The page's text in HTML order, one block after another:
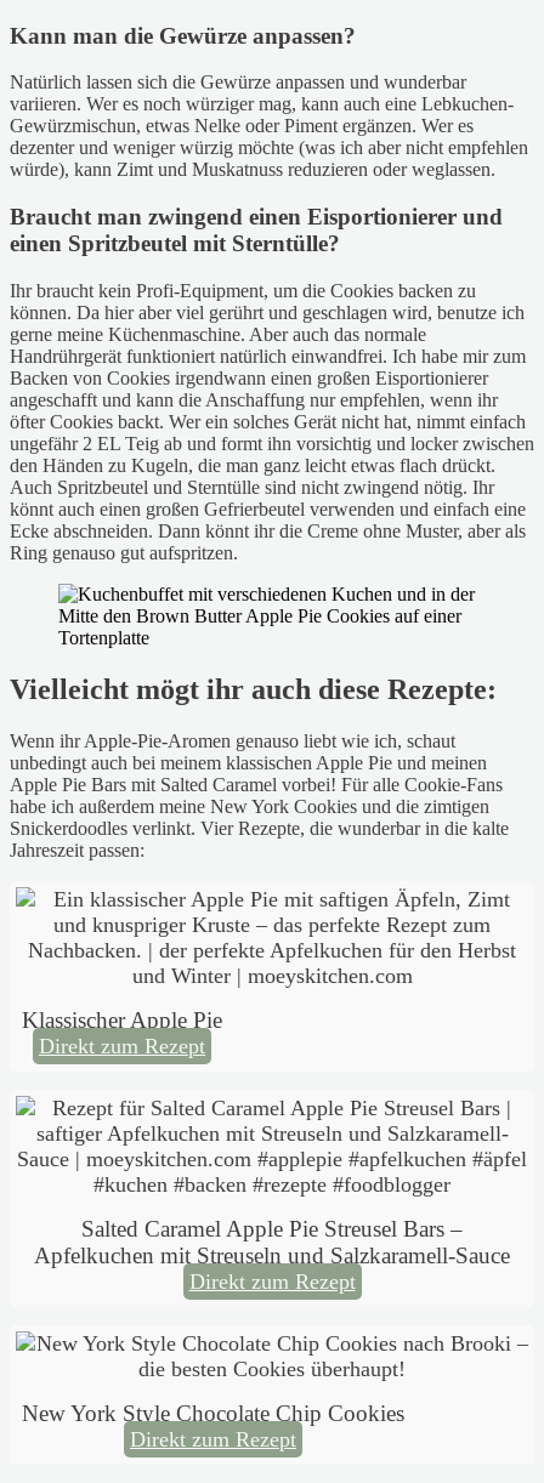
Kann man die Gewürze anpassen?
Natürlich lassen sich die Gewürze anpassen und wunderbar
variieren. Wer es noch würziger mag, kann auch eine Lebkuchen-
Gewürzmischun, etwas Nelke oder Piment ergänzen. Wer es
dezenter und weniger würzig möchte (was ich aber nicht empfehlen
würde), kann Zimt und Muskatnuss reduzieren oder weglassen.
Braucht man zwingend einen Eisportionierer und
einen Spritzbeutel mit Sterntülle?
Ihr braucht kein Profi-Equipment, um die Cookies backen zu
können. Da hier aber viel gerührt und geschlagen wird, benutze ich
gerne meine Küchenmaschine. Aber auch das normale
Handrührgerät funktioniert natürlich einwandfrei. Ich habe mir zum
Backen von Cookies irgendwann einen großen Eisportionierer
angeschafft und kann die Anschaffung nur empfehlen, wenn ihr
öfter Cookies backt. Wer ein solches Gerät nicht hat, nimmt einfach
ungefähr 2 EL Teig ab und formt ihn vorsichtig und locker zwischen
den Händen zu Kugeln, die man ganz leicht etwas flach drückt.
Auch Spritzbeutel und Sterntülle sind nicht zwingend nötig. Ihr
könnt auch einen großen Gefrierbeutel verwenden und einfach eine
Ecke abschneiden. Dann könnt ihr die Creme ohne Muster, aber als
Ring genauso gut aufspritzen.
Vielleicht mögt ihr auch diese Rezepte:
Wenn ihr Apple-Pie-Aromen genauso liebt wie ich, schaut
unbedingt auch bei meinem klassischen Apple Pie und meinen
Apple Pie Bars mit Salted Caramel vorbei! Für alle Cookie-Fans
habe ich außerdem meine New York Cookies und die zimtigen
Snickerdoodles verlinkt. Vier Rezepte, die wunderbar in die kalte
Jahreszeit passen:
Klassischer Apple Pie
Direkt zum Rezept
Salted Caramel Apple Pie Streusel Bars –
Apfelkuchen mit Streuseln und Salzkaramell-Sauce
Direkt zum Rezept
New York Style Chocolate Chip Cookies
Direkt zum Rezept